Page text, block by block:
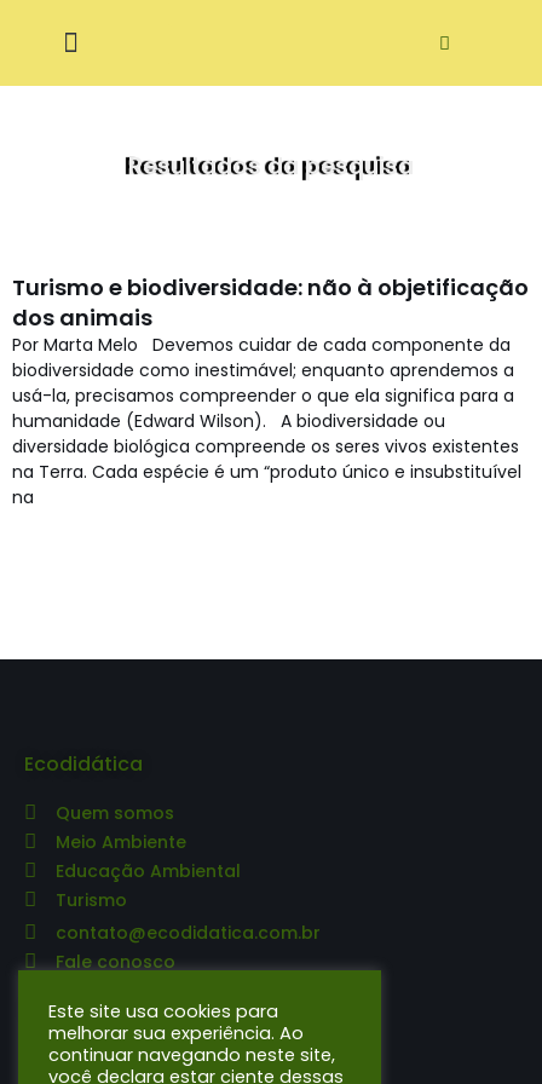
para
Resultados da pesquisa
Turismo e biodiversidade: não à objetificação
dos animais
Por Marta Melo Devemos cuidar de cada componente da
biodiversidade como inestimável; enquanto aprendemos a
usá-la, precisamos compreender o que ela significa para a
humanidade (Edward Wilson). A biodiversidade ou
diversidade biológica compreende os seres vivos existentes
na Terra. Cada espécie é um “produto único e insubstituível
na
Ecodidática
Quem somos
Meio Ambiente
Educação Ambiental
Turismo
contato@ecodidatica.com.br
Fale conosco
Editora Ecodidática
O que publicamos
Este site usa cookies para
melhorar sua experiência. Ao
continuar navegando neste site,
você declara estar ciente dessas